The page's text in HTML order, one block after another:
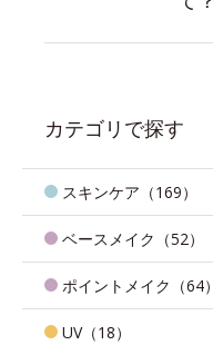
カテゴリで探す
スキンケア（169）
ベースメイク（52）
ポイントメイク（64）
UV（18）